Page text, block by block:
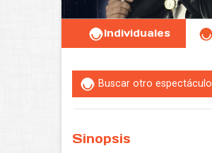
Individuales
Buscar otro espectáculo
Sinopsis